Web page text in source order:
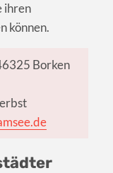
ihren
können.
Borken